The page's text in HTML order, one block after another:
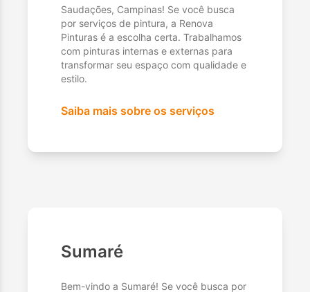
Saudações, Campinas! Se você busca
por serviços de pintura, a Renova
Pinturas é a escolha certa. Trabalhamos
com pinturas internas e externas para
transformar seu espaço com qualidade e
estilo.
Saiba mais sobre os serviços
Sumaré
Bem-vindo a Sumaré! Se você busca por